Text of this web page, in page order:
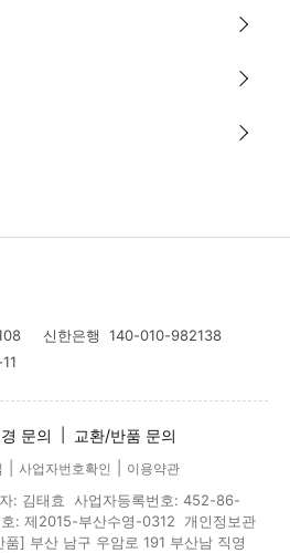
신한은행 140-010-982138
문의 교환/반품 문의
사업자번호확인 이용약관
: 김태효 사업자등록번호: 452-86-
: 제2015-부산수영-0312 개인정보관
] 부산 남구 우암로 191 부산남 직영